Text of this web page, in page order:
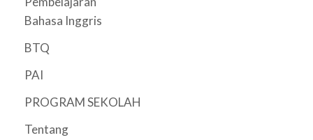
Bahasa Inggris
BTQ
PAI
PROGRAM SEKOLAH
Tentang